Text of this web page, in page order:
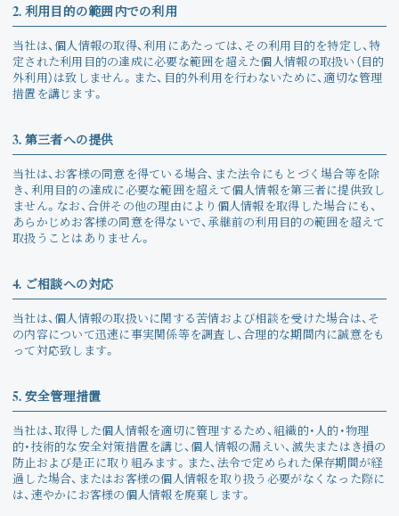
Movie
Wallpaper
回想録
2. 利用目的の範囲内での利用
当社は、個人情報の取得、利用にあたっては、その利用目的を特定し、特
定された利用目的の達成に必要な範囲を超えた個人情報の取扱い（目的
外利用）は致しません。また、目的外利用を行わないために、適切な管理
措置を講じます。
3. 第三者への提供
当社は、お客様の同意を得ている場合、また法令にもとづく場合等を除
き、利用目的の達成に必要な範囲を超えて個人情報を第三者に提供致し
ません。なお、合併その他の理由により個人情報を取得した場合にも、
あらかじめお客様の同意を得ないで、承継前の利用目的の範囲を超えて
取扱うことはありません。
4. ご相談への対応
当社は、個人情報の取扱いに関する苦情および相談を受けた場合は、そ
の内容について迅速に事実関係等を調査し、合理的な期間内に誠意をも
って対応致します。
5. 安全管理措置
当社は、取得した個人情報を適切に管理するため、組織的・人的・物理
的・技術的な安全対策措置を講じ、個人情報の漏えい、滅失またはき損の
防止および是正に取り組みます。また、法令で定められた保存期間が経
過した場合、またはお客様の個人情報を取り扱う必要がなくなった際に
は、速やかにお客様の個人情報を廃棄します。